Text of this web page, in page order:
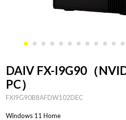
DAIV FX-I9G90（
PC）
FXI9G90B8AFDW102DEC
Windows 11 Home